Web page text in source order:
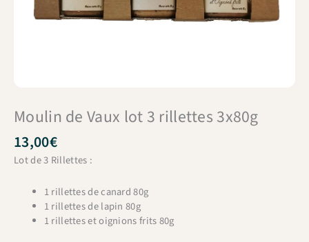
Moulin de Vaux lot 3 rillettes 3x80g
13,00€
Lot de 3 Rillettes :
1 rillettes de canard 80g
1 rillettes de lapin 80g
1 rillettes et oignions frits 80g